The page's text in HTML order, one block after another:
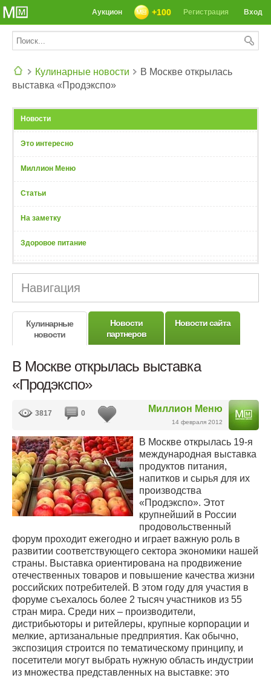
Вход
Регистрация
+100
Аукцион
Кулинарные новости
В Москве открылась
выставка «Продэкспо»
Новости
Это интересно
Миллион Меню
Статьи
На заметку
Здоровое питание
Навигация
Кулинарные
новости
Новости
партнеров
Новости сайта
В Москве открылась выставка
«Продэкспо»
Миллион Меню
14 февраля 2012
3817 0
В Москве открылась 19-я
международная выставка
продуктов питания,
напитков и сырья для их
производства
«Продэкспо». Этот
крупнейший в России
продовольственный
форум проходит ежегодно и играет важную роль в
развитии соответствующего сектора экономики нашей
страны. Выставка ориентирована на продвижение
отечественных товаров и повышение качества жизни
российских потребителей. В этом году для участия в
форуме съехалось более 2 тысяч участников из 55
стран мира. Среди них – производители,
дистрибьюторы и ритейлеры, крупные корпорации и
мелкие, артизанальные предприятия. Как обычно,
экспозиция строится по тематическому принципу, и
посетители могут выбрать нужную область индустрии
из множества представленных на выставке: это